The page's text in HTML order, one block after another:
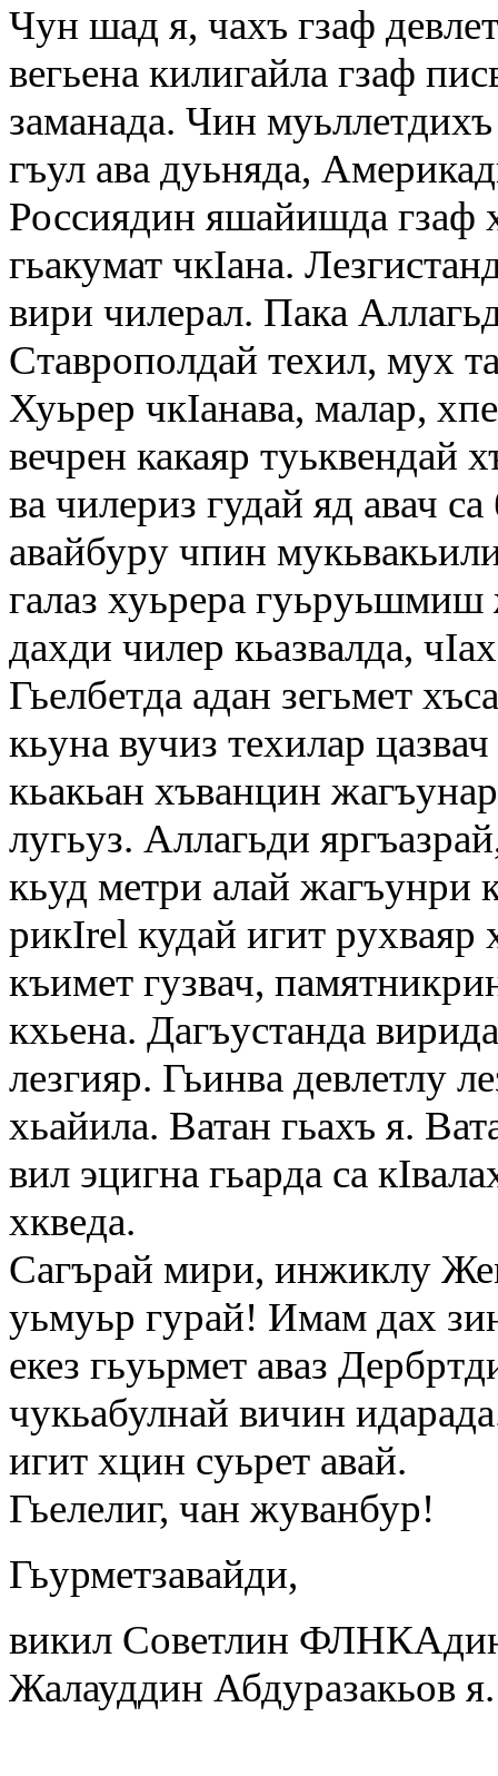
Чун шад я, чахъ гзаф
вегьена килигайла гзаф
заманада. Чин
гъул ава дуьняда,
Россиядин яшайишда гзаф
гьакумат чкIана.
вири чилерал. Пака
Ставрополдай техил, мух
Хуьрер чкIанава, малар,
вечрен какаяр туьквендай
ва чилериз гудай яд авач
авайбуру чпин
галаз хуьрера
дахди чилер кьазвалда,
Гьелбетда адан зегьмет
кьуна вучиз техилар
кьакьан хъванцин
лугьуз. Аллагьди
кьуд метри алай жагъунри
рикIrel кудай игит рухваяр
къимет гузвач,
кхьена. Дагъустанда
лезгияр. Гьинва девлетлу
хьайила. Ватан гьахъ я.
вил эцигна гьарда са
хкведа.
Сагърай мири, инжиклу
уьмуьр гурай! Имам дах
екез гьуьрмет аваз
чукьабулнай вичин
игит хцин суьрет авай.
Гьелелиг, чан жуванбур!
Гьурметзавайди,
викил Советлин
Жалауддин Абдуразакьов я.